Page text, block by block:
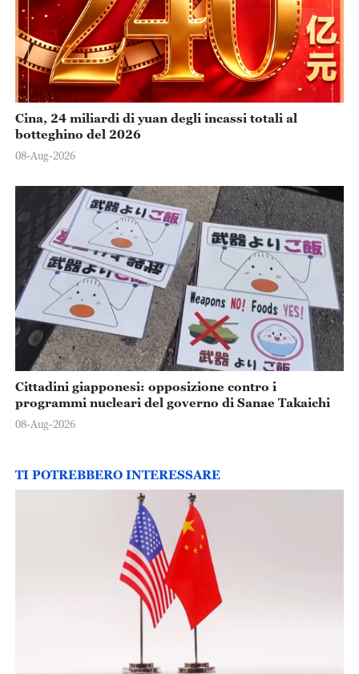
Cina, 24 miliardi di yuan degli incassi totali al
botteghino del 2026
08-Aug-2026
Cittadini giapponesi: opposizione contro i
programmi nucleari del governo di Sanae Takaichi
08-Aug-2026
TI POTREBBERO INTERESSARE